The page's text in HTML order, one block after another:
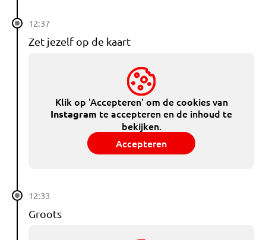
12:37
Zet jezelf op de kaart
Klik op 'Accepteren' om de cookies van
Instagram te accepteren en de inhoud te
bekijken.
Accepteren
12:33
Groots